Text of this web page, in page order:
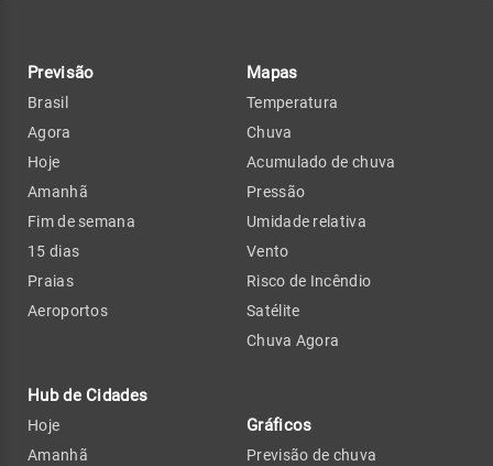
Previsão
Brasil
Agora
Hoje
Amanhã
Fim de semana
15 dias
Praias
Aeroportos
Hub de Cidades
Hoje
Amanhã
Mapas
Temperatura
Chuva
Acumulado de chuva
Pressão
Umidade relativa
Vento
Risco de Incêndio
Satélite
Chuva Agora
Gráficos
Previsão de chuva